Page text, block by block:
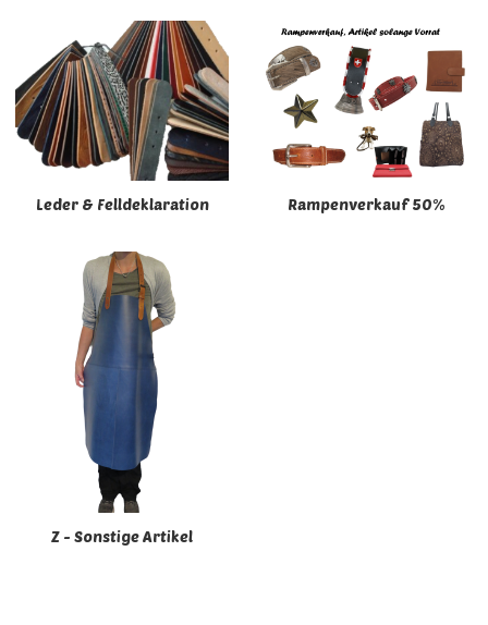
Leder & Felldeklaration Rampenverkauf 50%
Z - Sonstige Artikel